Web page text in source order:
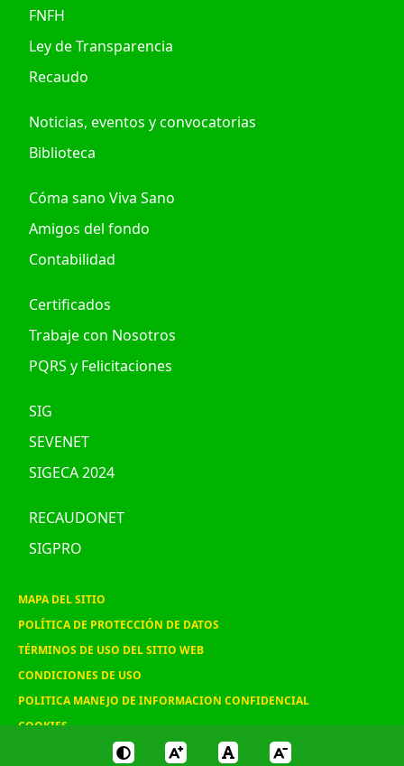
FNFH
Ley de Transparencia
Recaudo
Noticias, eventos y convocatorias
Biblioteca
Cóma sano Viva Sano
Amigos del fondo
Contabilidad
Certificados
Trabaje con Nosotros
PQRS y Felicitaciones
SIG
SEVENET
SIGECA 2024
RECAUDONET
SIGPRO
MAPA DEL SITIO
POLÍTICA DE PROTECCIÓN DE DATOS
TÉRMINOS DE USO DEL SITIO WEB
CONDICIONES DE USO
POLITICA MANEJO DE INFORMACION CONFIDENCIAL
COOKIES
© 2020 ASOHOFRUCOL, Todos los derechos reservados